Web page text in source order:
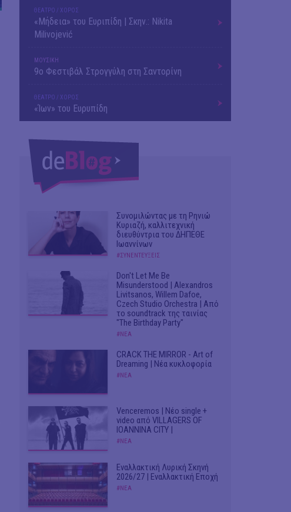
ΘΕΑΤΡΟ / ΧΟΡΟΣ
«Μήδεια» του Ευριπίδη | Σκην.: Nikita
Milivojević
ΜΟΥΣΙΚΗ
9o Φεστιβάλ Στρογγύλη στη Σαντορίνη
ΘΕΑΤΡΟ / ΧΟΡΟΣ
«Ίων» του Ευρυπίδη
Συνομιλώντας με τη Ρηνιώ
Κυριαζή, καλλιτεχνική
διευθύντρια του ΔΗΠΕΘΕ
Ιωαννίνων
#ΣΥΝΕΝΤΕΥΞΕΙΣ
Don't Let Me Be
Misunderstood | Alexandros
Livitsanos, Willem Dafoe,
Czech Studio Orchestra | Από
το soundtrack της ταινίας
"The Birthday Party"
#ΝΕΑ
CRACK THE MIRROR - Art of
Dreaming | Νέα κυκλοφορία
#ΝΕΑ
Venceremos | Νέο single +
video από VILLAGERS OF
IOANNINA CITY |
#ΝΕΑ
Εναλλακτική Λυρική Σκηνή
2026/27 | Εναλλακτική Εποχή
#ΝΕΑ